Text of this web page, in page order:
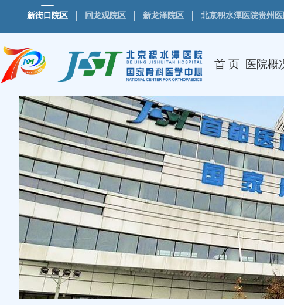
新街口院区 回龙观院区 新龙泽院区 北京积水潭医院贵州
首 页 医院概